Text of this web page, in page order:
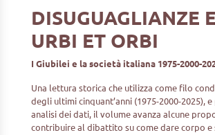
DISUGUAGLIANZE
URBI ET ORBI
I Giubilei e la società italiana 1975-2000-
Una lettura storica che utilizza come filo
degli ultimi cinquant’anni (1975-2000-2025),
analisi dei dati, il volume avanza alcune
contribuire al dibattito su come dare corpo e